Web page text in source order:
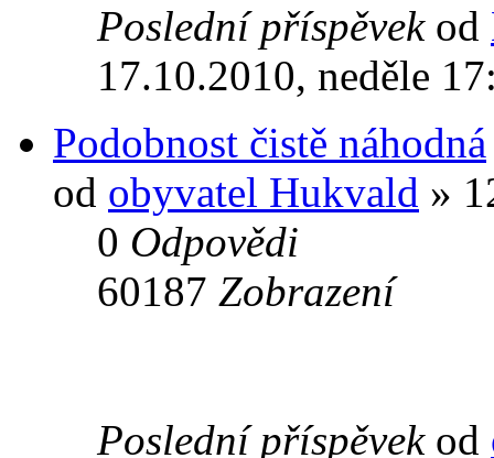
Poslední příspěvek od
17.10.2010, neděle
Podobnost čistě náhodná
od obyvatel Hukvald »
0 Odpovědi
60187 Zobrazení
Poslední příspěvek od